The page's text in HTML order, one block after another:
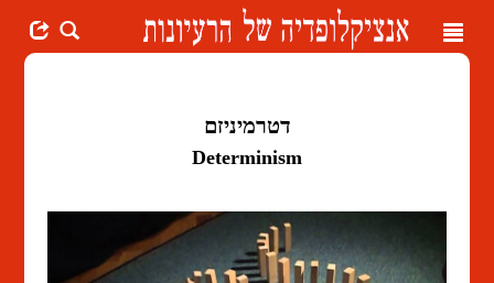
Toggle
דטרמיניזם
Determinism